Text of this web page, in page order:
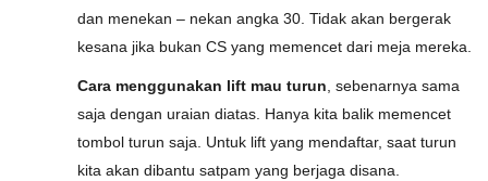
dan menekan – nekan angka 30. Tidak akan bergerak
kesana jika bukan CS yang memencet dari meja mereka.
Cara menggunakan lift mau turun , sebenarnya sama
saja dengan uraian diatas. Hanya kita balik memencet
tombol turun saja. Untuk lift yang mendaftar, saat turun
kita akan dibantu satpam yang berjaga disana.